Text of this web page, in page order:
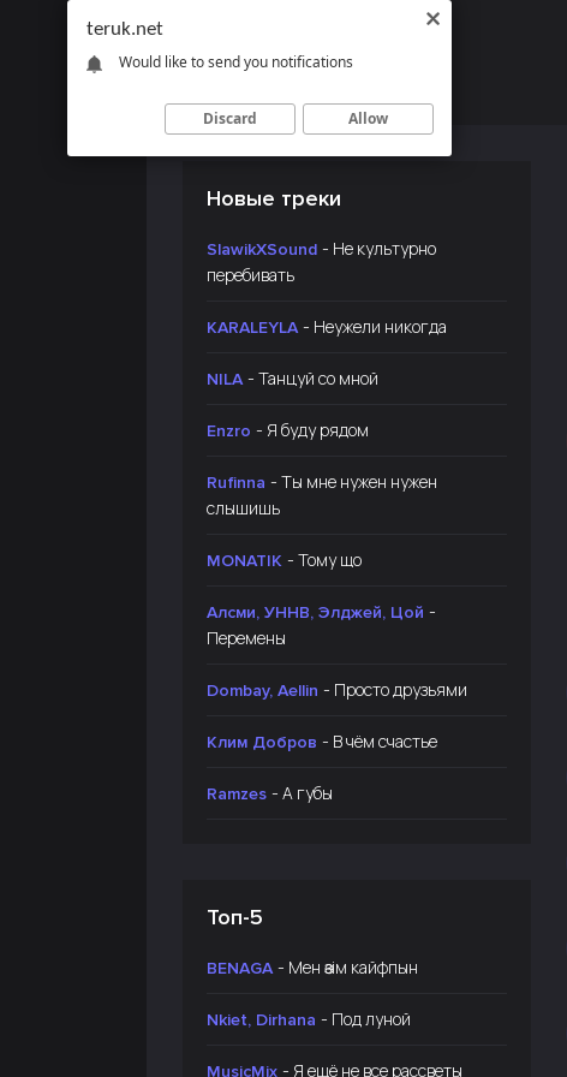
Новые треки
SlawikXSound - Не культурно
перебивать
KARALEYLA - Неужели никогда
NILA - Танцуй со мной
Enzro - Я буду рядом
Rufinna - Ты мне нужен нужен
слышишь
MONATIK - Тому що
Алсми, УННВ, Элджей, Цой -
Перемены
Dombay, Aellin - Просто друзьями
Клим Добров - В чём счастье
Ramzes - А губы
Топ-5
BENAGA - Мен өзім кайфпын
Nkiet, Dirhana - Под луной
MusicMix - Я ещё не все рассветы
teruk.net
Would like to send you notifications
Discard Allow